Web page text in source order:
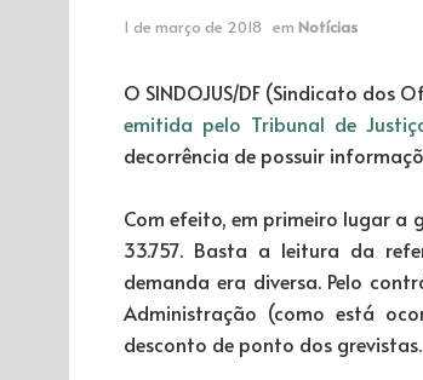
1 de março de 2018 em Notícias
O SINDOJUS/DF (Sindicato dos
emitida pelo Tribunal de
decorrência de possuir
Com efeito, em primeiro lugar a
33.757. Basta a leitura da
demanda era diversa. Pelo
Administração (como está
desconto de ponto dos grevistas.